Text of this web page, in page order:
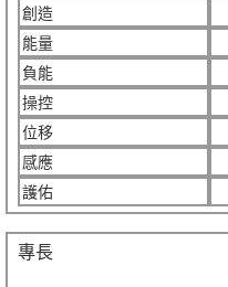
創造
能量
負能
操控
位移
感應
護佑
專長